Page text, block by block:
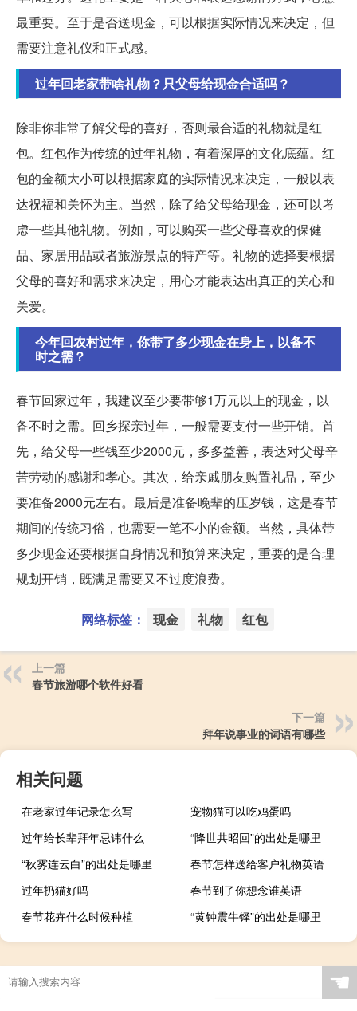
最重要。至于是否送现金，可以根据实际情况来决定，但
需要注意礼仪和正式感。
过年回老家带啥礼物？只父母给现金合适吗？
除非你非常了解父母的喜好，否则最合适的礼物就是红
包。红包作为传统的过年礼物，有着深厚的文化底蕴。红
包的金额大小可以根据家庭的实际情况来决定，一般以表
达祝福和关怀为主。当然，除了给父母给现金，还可以考
虑一些其他礼物。例如，可以购买一些父母喜欢的保健
品、家居用品或者旅游景点的特产等。礼物的选择要根据
父母的喜好和需求来决定，用心才能表达出真正的关心和
关爱。
今年回农村过年，你带了多少现金在身上，以备不
时之需？
春节回家过年，我建议至少要带够1万元以上的现金，以
备不时之需。回乡探亲过年，一般需要支付一些开销。首
先，给父母一些钱至少2000元，多多益善，表达对父母辛
苦劳动的感谢和孝心。其次，给亲戚朋友购置礼品，至少
要准备2000元左右。最后是准备晚辈的压岁钱，这是春节
期间的传统习俗，也需要一笔不小的金额。当然，具体带
多少现金还要根据自身情况和预算来决定，重要的是合理
规划开销，既满足需要又不过度浪费。
网络标签： 现金 礼物 红包
上一篇
春节旅游哪个软件好看
下一篇
拜年说事业的词语有哪些
相关问题
在老家过年记录怎么写
宠物猫可以吃鸡蛋吗
过年给长辈拜年忌讳什么
“降世共昭回”的出处是哪里
“秋雾连云白”的出处是哪里
春节怎样送给客户礼物英语
过年扔猫好吗
春节到了你想念谁英语
春节花卉什么时候种植
“黄钟震牛铎”的出处是哪里
☚